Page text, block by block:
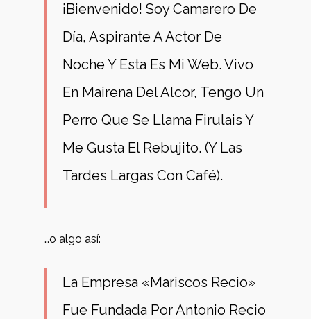
¡Bienvenido! Soy Camarero De
Día, Aspirante A Actor De
Noche Y Esta Es Mi Web. Vivo
En Mairena Del Alcor, Tengo Un
Perro Que Se Llama Firulais Y
Me Gusta El Rebujito. (Y Las
Tardes Largas Con Café).
…o algo así:
La Empresa «Mariscos Recio»
Fue Fundada Por Antonio Recio